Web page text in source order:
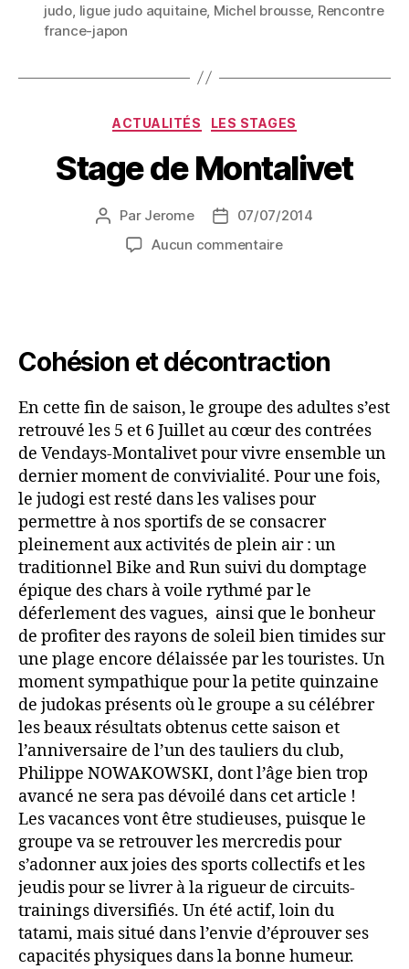
judo, ligue judo aquitaine, Michel brousse, Rencontre
france-japon
ACTUALITÉS LES STAGES
Stage de Montalivet
Par Jerome
07/07/2014
Aucun commentaire
Cohésion et décontraction
En cette fin de saison, le groupe des adultes s’est
retrouvé les 5 et 6 Juillet au cœur des contrées
de Vendays-Montalivet pour vivre ensemble un
dernier moment de convivialité. Pour une fois,
le judogi est resté dans les valises pour
permettre à nos sportifs de se consacrer
pleinement aux activités de plein air : un
traditionnel Bike and Run suivi du domptage
épique des chars à voile rythmé par le
déferlement des vagues, ainsi que le bonheur
de profiter des rayons de soleil bien timides sur
une plage encore délaissée par les touristes. Un
moment sympathique pour la petite quinzaine
de judokas présents où le groupe a su célébrer
les beaux résultats obtenus cette saison et
l’anniversaire de l’un des tauliers du club,
Philippe NOWAKOWSKI, dont l’âge bien trop
avancé ne sera pas dévoilé dans cet article !
Les vacances vont être studieuses, puisque le
groupe va se retrouver les mercredis pour
s’adonner aux joies des sports collectifs et les
jeudis pour se livrer à la rigueur de circuits-
trainings diversifiés. Un été actif, loin du
tatami, mais situé dans l’envie d’éprouver ses
capacités physiques dans la bonne humeur.